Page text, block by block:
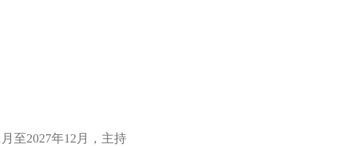
至2027年12月，主持